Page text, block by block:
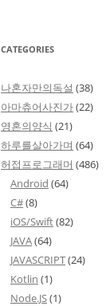
CATEGORIES
나혼자만의독설 (38)
아마츄어사진가(22)
영혼의양식 (21)
하루를살아가며 (64)
허접프로그래머 (486)
Android (64)
C#(8)
iOS/Swift(82)
JAVA(64)
JAVASCRIPT(24)
Kotlin (1)
Node.JS(1)